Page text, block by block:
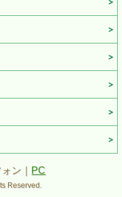
ン｜ PC
Reserved.